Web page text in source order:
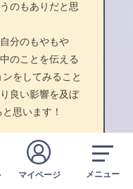
マイページ メニュー
のもありだと思
分のもやもや
のことを伝える
をしてみること
良い影響を及ぼ
思います！